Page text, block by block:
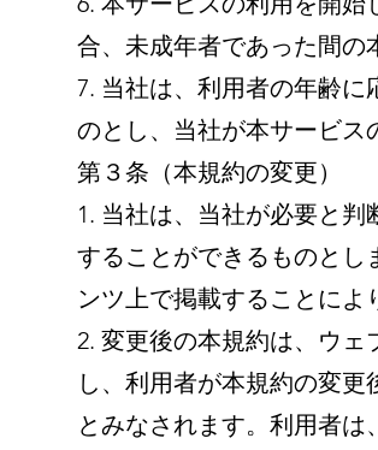
合、未成年者であった間の
7. 当社は、利用者の年齢
のとし、当社が本サービス
第３条（本規約の変更）
1. 当社は、当社が必要と
することができるものとし
ンツ上で掲載することによ
2. 変更後の本規約は、ウ
し、利用者が本規約の変
とみなされます。利用者は